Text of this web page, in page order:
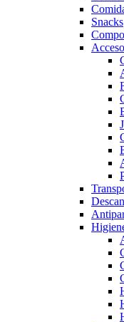
Snacks